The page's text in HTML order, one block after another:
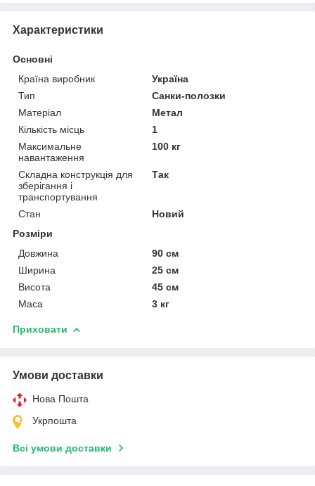
Характеристики
Основні
Країна виробник
Україна
Тип
Санки-полозки
Матеріал
Метал
Кількість місць
1
Максимальне
навантаження
100 кг
Складна конструкція для
зберігання і
транспортування
Так
Стан
Новий
Розміри
Довжина
90 см
Ширина
25 см
Висота
45 см
Маса
3 кг
Приховати
Умови доставки
Нова Пошта
Укрпошта
Всі умови доставки